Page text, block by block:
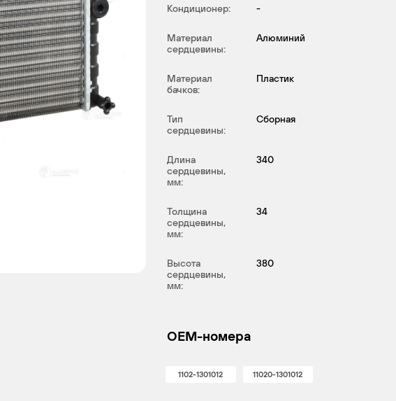
Кондиционер: -
Материал
сердцевины:
Алюминий
Материал
бачков:
Пластик
Тип
сердцевины:
Сборная
Длина
сердцевины,
мм:
340
Толщина
сердцевины,
мм:
34
Высота
сердцевины,
мм:
380
OEM-номера
1102-1301012 11020-1301012